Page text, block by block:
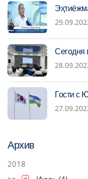
Сегодня
Гости с
Архив
2018